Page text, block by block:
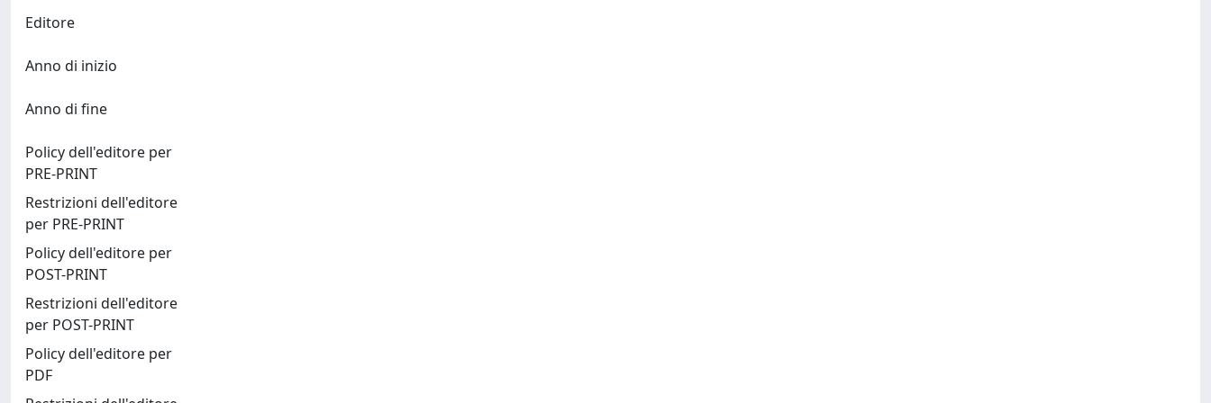
Editore
Anno di inizio
Anno di fine
Policy dell'editore per
PRE-PRINT
Restrizioni dell'editore
per PRE-PRINT
Policy dell'editore per
POST-PRINT
Restrizioni dell'editore
per POST-PRINT
Policy dell'editore per
PDF